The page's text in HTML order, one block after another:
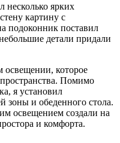
несколько ярких
картину с
подоконник поставил
детали придали
освещении, которое
Помимо
я установил
зоны и обеденного стола.
освещением создали на
и комфорта.